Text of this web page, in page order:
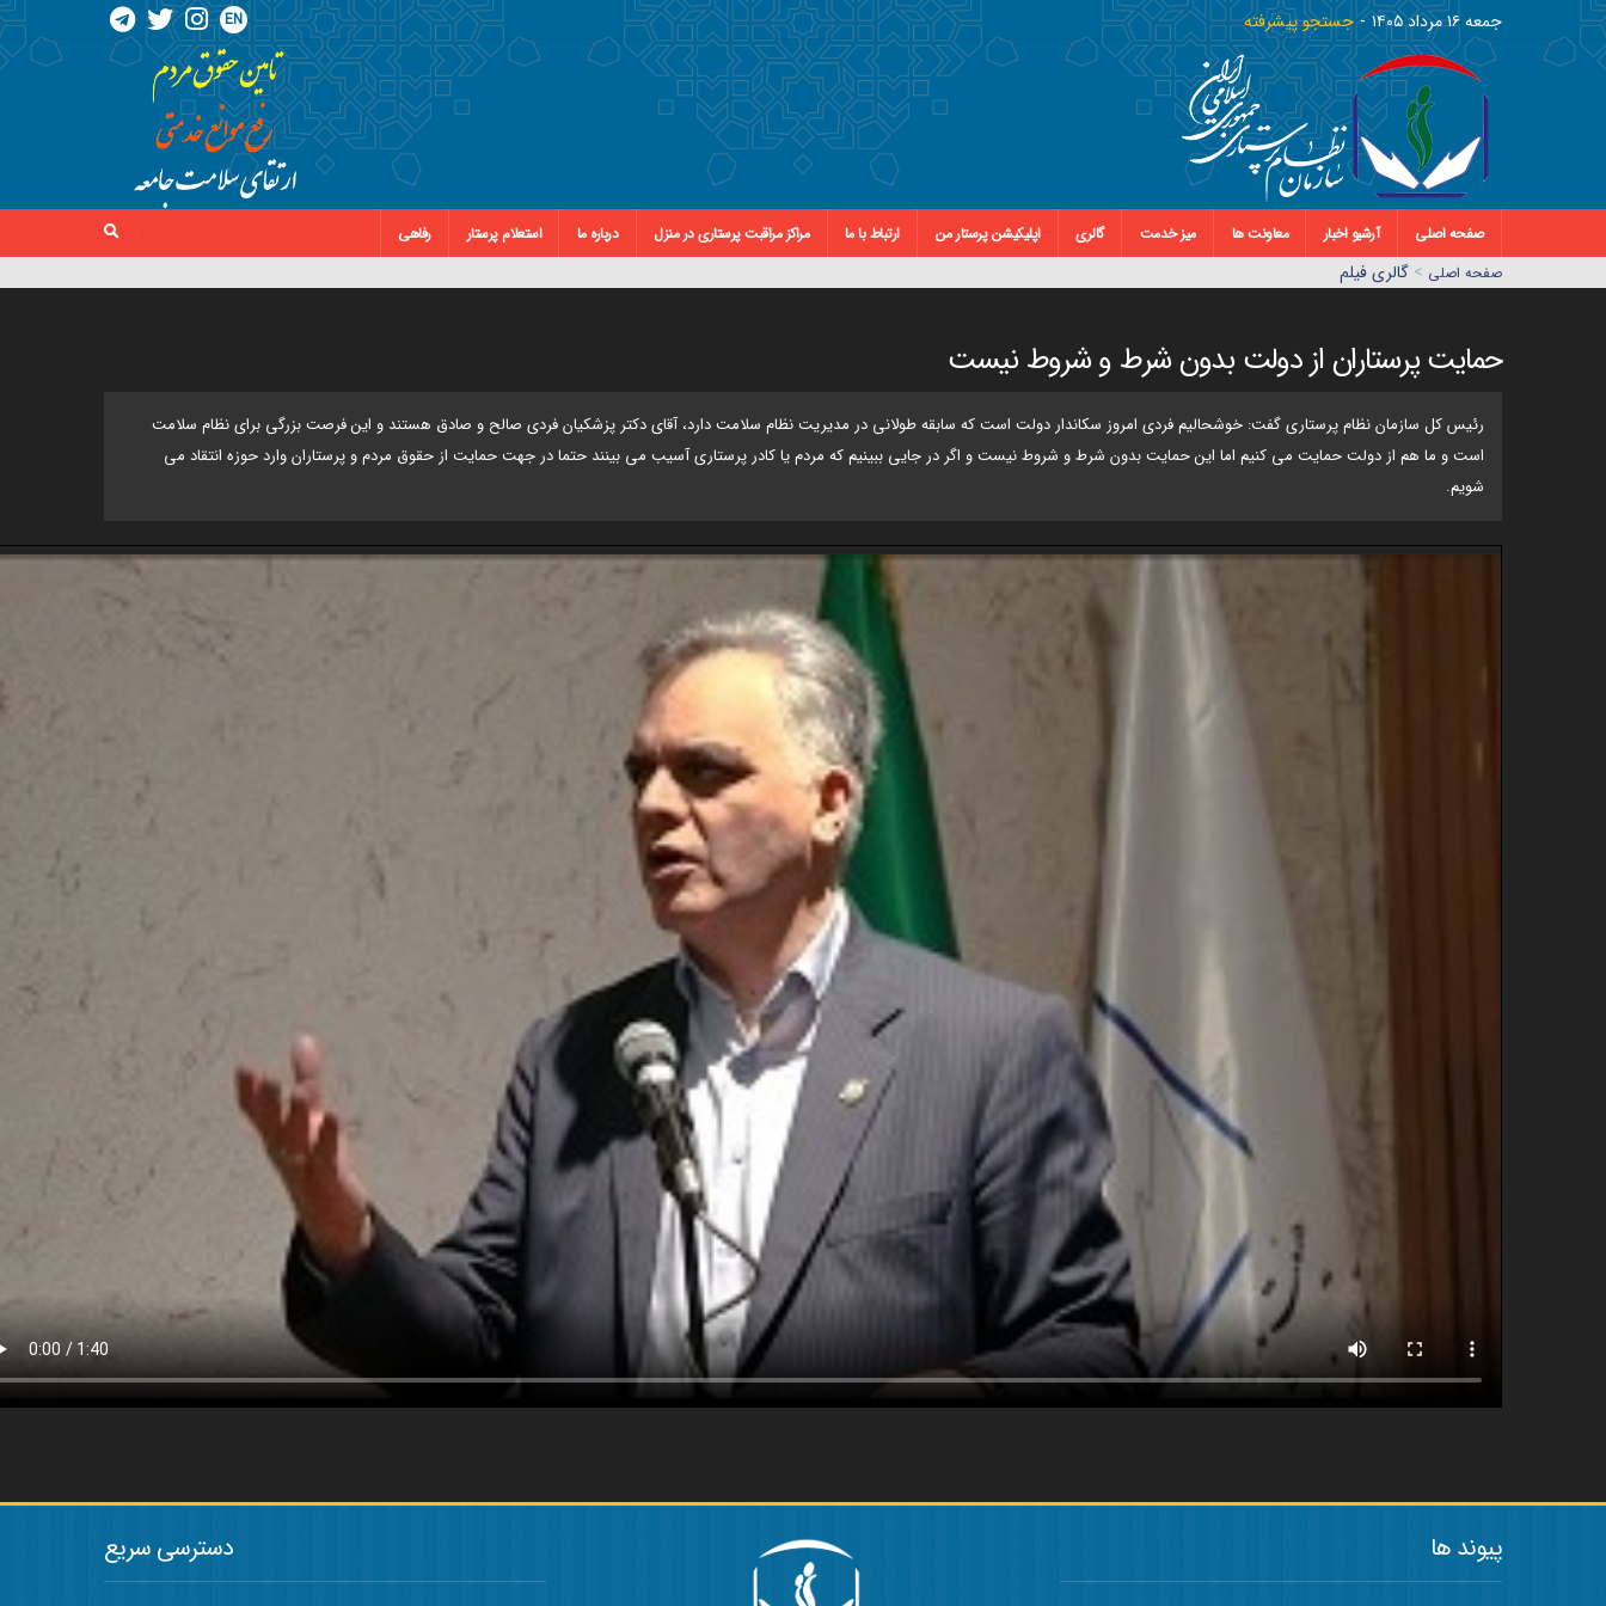
جمعه ١٦ مرداد ١٤٠٥ جستجو پیشرفته EN
صفحه اصلی آرشیو اخبار معاونت ها میز خدمت گالری اپلیکیشن پرستار من ارتباط با ما مراکز مراقبت پرستاری در منزل درباره ما استعلام پرستار
رفاهی
صفحه اصلي > گالری فیلم
حمایت پرستاران از دولت بدون شرط و شروط نیست
رئیس کل سازمان نظام پرستاری گفت: خوشحالیم فردی امروز سکاندار دولت است که سابقه طولانی در مدیریت نظام سلامت دارد، آقای دکتر پزشکیان فردی صالح و صادق هستند و این فرصت بزرگی برای نظام سلامت
است و ما هم از دولت حمایت می کنیم اما این حمایت بدون شرط و شروط نیست و اگر در جایی ببینیم که مردم یا کادر پرستاری آسیب می بینند حتما در جهت حمایت از حقوق مردم و پرستاران وارد حوزه انتقاد می
شویم.
پیوند ها دسترسی سریع